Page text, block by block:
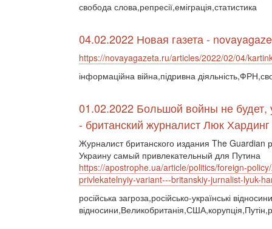
свобода слова,репресії,еміграція,статистика
04.02.2022 Новая газета -
https://novayagazeta.ru/articles/2022/02/04/
інформаційна війна,підривна
01.02.2022 Большой войны не будет,
- британский журналист Люк Хардинг
Журналист британского издания The Guardian
Украину самый привлекательный для Путина
https://apostrophe.ua/article/politics/foreign-
privlekatelnyiy-variant---britanskiy-jurnalist-lyuk-
російська загроза,російсько-українські